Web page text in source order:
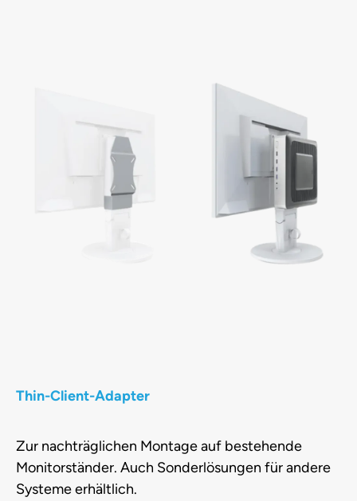
Thin-Client-Adapter
Zur nachträglichen Montage auf bestehende
Monitorständer. Auch Sonderlösungen für andere
Systeme erhältlich.